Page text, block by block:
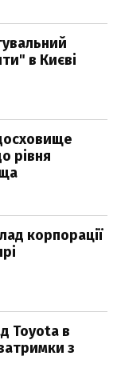
в Києві
рівня
корпорації
Toyota в
з